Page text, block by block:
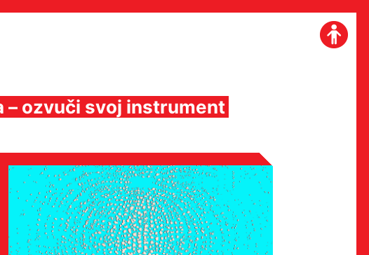
– ozvuči svoj instrument